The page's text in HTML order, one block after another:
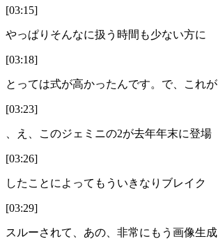
[03:15]
やっぱりそんなに扱う時間も少ない方に
[03:18]
とっては式が高かったんです。で、これが
[03:23]
、え、このジェミニの2が去年年末に登場
[03:26]
したことによってもういきなりブレイク
[03:29]
スルーされて、あの、非常にもう画像生成